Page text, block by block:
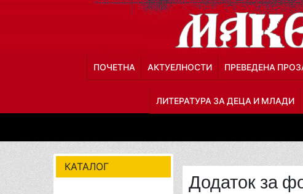
ПОЧЕТНА АКТУЕЛНОСТИ ПРЕВЕДЕНА
ЛИТЕРАТУРА ЗА ДЕЦА И МЛАДИ
КАТАЛОГ
Додаток за